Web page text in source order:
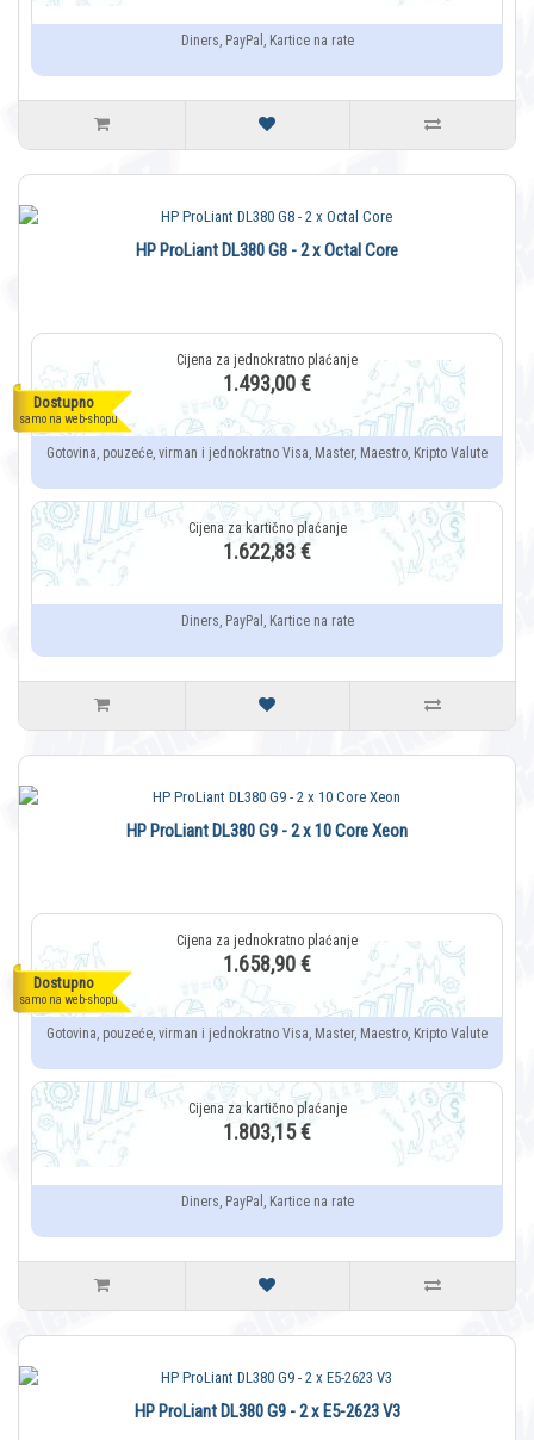
Diners, PayPal, Kartice na rate
Dostupno
samo na web-shopu
HP ProLiant DL380 G8 - 2 x Octal Core
1.493,00 €
Gotovina, pouzeće, virman i jednokratno Visa, Master, Maestro, Kripto Valute
1.622,83 €
Diners, PayPal, Kartice na rate
Dostupno
samo na web-shopu
HP ProLiant DL380 G9 - 2 x 10 Core Xeon
1.658,90 €
Gotovina, pouzeće, virman i jednokratno Visa, Master, Maestro, Kripto Valute
1.803,15 €
Diners, PayPal, Kartice na rate
HP ProLiant DL380 G9 - 2 x E5-2623 V3